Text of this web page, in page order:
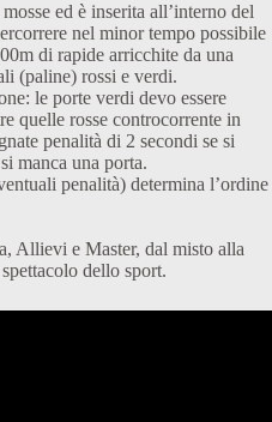
ed è inserita all’interno del
nel minor tempo possibile
di rapide arricchite da una
(paline) rossi e verdi.
le porte verdi devo essere
quelle rosse controcorrente in
penalità di 2 secondi se si
manca una porta.
penalità) determina l’ordine
Allievi e Master, dal misto alla
dello sport.